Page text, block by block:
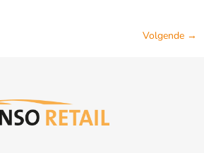
Volgende →